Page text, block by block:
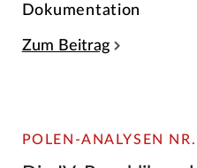
Dokumentation
Zum Beitrag
POLEN-ANALYSEN